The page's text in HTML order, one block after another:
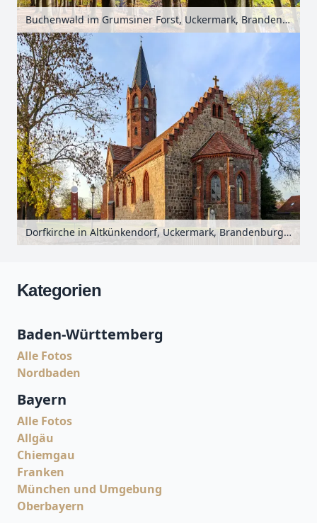
Buchenwald im Grumsiner Forst, Uckermark, Brandenburg, Deutschland
Dorfkirche in Altkünkendorf, Uckermark, Brandenburg, Deutschland
Kategorien
Baden-Württemberg
Alle Fotos
Nordbaden
Bayern
Alle Fotos
Allgäu
Chiemgau
Franken
München und Umgebung
Oberbayern